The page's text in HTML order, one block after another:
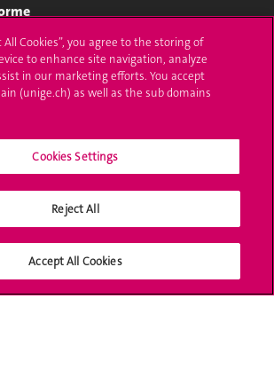
All Cookies”, you agree to the storing of
to enhance site navigation, analyze
in our marketing efforts. You accept
(unige.ch) as well as the sub domains
Cookies Settings
Reject All
Accept All Cookies